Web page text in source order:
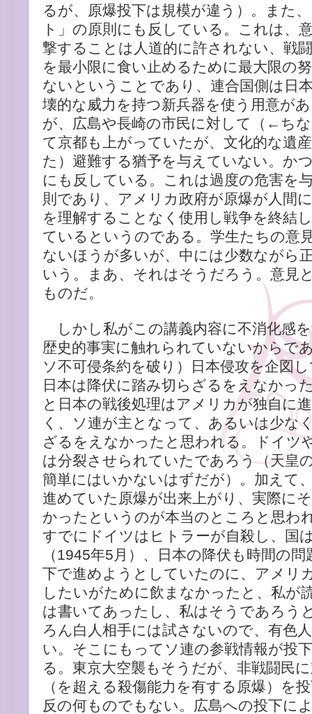
るが、原爆投下は規模が違う）。また
ト」の原則にも反している。これは、
撃することは人道的に許されない、戦
を最小限に食い止めるために最大限の
ないということであり、連合国側は日
壊的な威力を持つ新兵器を使う用意が
が、広島や長崎の市民に対して（←ち
て京都も上がっていたが、文化的な遺
た）避難する猶予を与えていない。か
にも反している。これは過度の危害を
則であり、アメリカ政府が原爆が人間
を理解することなく使用し戦争を終結
ているというのである。学生たちの意
ないほうが多いが、中には少数ながら
いう。まあ、それはそうだろう。意見
ものだ。
しかし私がこの講義内容に不消化感
歴史的事実に触れられていないからで
ソ不可侵条約を破り）日本侵攻を企図
日本は降伏に踏み切らざるをえなかっ
と日本の戦後処理はアメリカが独自に
く、ソ連が主となって、あるいは少な
ざるをえなかったと思われる。ドイツ
は分裂させられていたであろう（天皇
簡単にはいかないはずだが）。加えて
進めていた原爆が出来上がり、実際に
かったというのが本当のところと思わ
すでにドイツはヒトラーが自殺し、国
（1945年5月）、日本の降伏も時間の
下で進めようとしていたのに、アメリ
したいがために飲まなかったと、私が
は書いてあったし、私はそうであろう
ろん白人相手には試さないので、有色
い。そこにもってソ連の参戦情報が投
る。東京大空襲もそうだが、非戦闘民
（を超える殺傷能力を有する原爆）を
反の何ものでもない。広島への投下に